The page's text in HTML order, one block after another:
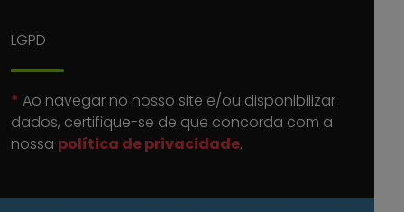
LGPD
* Ao navegar no nosso site e/ou disponibilizar
dados, certifique-se de que concorda com a
nossa política de privacidade.